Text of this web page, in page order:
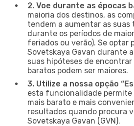
2. Voe durante as épocas
maioria dos destinos, as
tendem a aumentar as suas
durante os períodos de
feriados ou verão). Se optar
Sovetskaya Gavan durante
suas hipóteses de
baratos podem ser maiores.
3. Utilize a nossa opção
esta funcionalidade
mais barato e mais
resultados quando procura
Sovetskaya Gavan (GVN).